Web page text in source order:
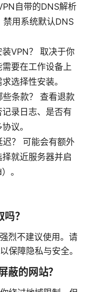
自带的DNS解析
禁用系统默认DNS
VPN？ 取决于你
要在工作设备上
选择性安装。
条款？ 查看退款
录日志、是否有
议。
？ 可能会有额外
就近服务器并启
。
？
烈不建议使用。请
保障隐私与安全。
蔽的网站？